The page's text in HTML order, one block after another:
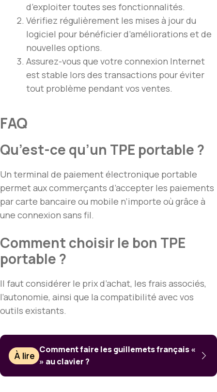
d’exploiter toutes ses fonctionnalités.
Vérifiez régulièrement les mises à jour du
logiciel pour bénéficier d’améliorations et de
nouvelles options.
Assurez-vous que votre connexion Internet
est stable lors des transactions pour éviter
tout problème pendant vos ventes.
FAQ
Qu’est-ce qu’un TPE portable ?
Un terminal de paiement électronique portable
permet aux commerçants d’accepter les paiements
par carte bancaire ou mobile n’importe où grâce à
une connexion sans fil.
Comment choisir le bon TPE
portable ?
Il faut considérer le prix d’achat, les frais associés,
l’autonomie, ainsi que la compatibilité avec vos
outils existants.
À lire
Comment faire les guillemets français «
» au clavier ?